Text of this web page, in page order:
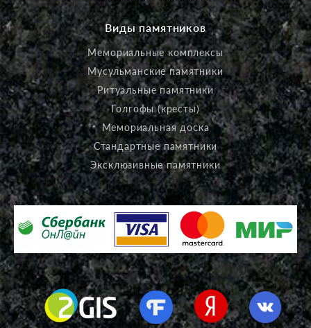
Виды памятников
Мемориальные комплексы
Мусульманские памятники
Ритуальные памятники
Голгофы (кресты)
Мемориальная доска
Стандартные памятники
Эксклюзивные памятники